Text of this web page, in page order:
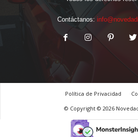
Contáctanos:
Política de Privacidad
© Copyright © 2026